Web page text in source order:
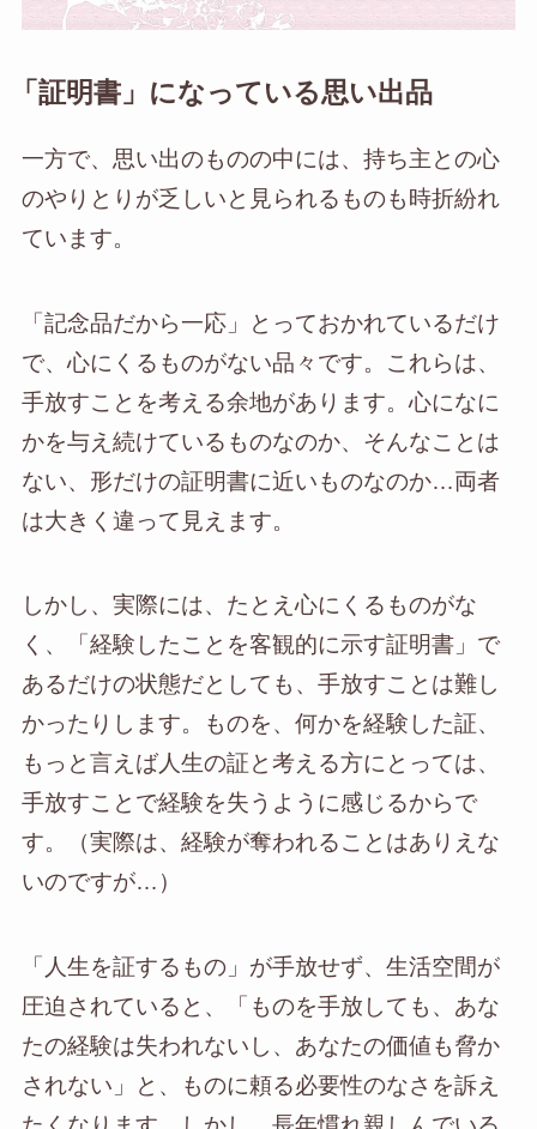
「証明書」になっている思い出品
一方で、思い出のものの中には、持ち主との心
のやりとりが乏しいと見られるものも時折紛れ
ています。
「記念品だから一応」とっておかれているだけ
で、心にくるものがない品々です。これらは、
手放すことを考える余地があります。心になに
かを与え続けているものなのか、そんなことは
ない、形だけの証明書に近いものなのか…両者
は大きく違って見えます。
しかし、実際には、たとえ心にくるものがな
く、「経験したことを客観的に示す証明書」で
あるだけの状態だとしても、手放すことは難し
かったりします。ものを、何かを経験した証、
もっと言えば人生の証と考える方にとっては、
手放すことで経験を失うように感じるからで
す。（実際は、経験が奪われることはありえな
いのですが…）
「人生を証するもの」が手放せず、生活空間が
圧迫されていると、「ものを手放しても、あな
たの経験は失われないし、あなたの価値も脅か
されない」と、ものに頼る必要性のなさを訴え